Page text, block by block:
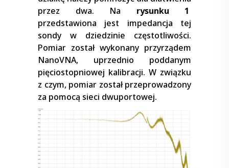
przez dwa. Na rysunku 1
przedstawiona jest impedancja tej
sondy w dziedzinie częstotliwości.
Pomiar został wykonany przyrządem
NanoVNA, uprzednio poddanym
pięciostopniowej kalibracji. W związku
z czym, pomiar został przeprowadzony
za pomocą sieci dwuportowej.